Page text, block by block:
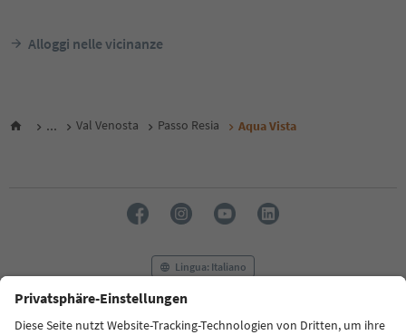
Alloggi nelle vicinanze
... Val Venosta Passo Resia Aqua Vista
Lingua: Italiano
FAQ Contatti Press MICE Privacy Policy